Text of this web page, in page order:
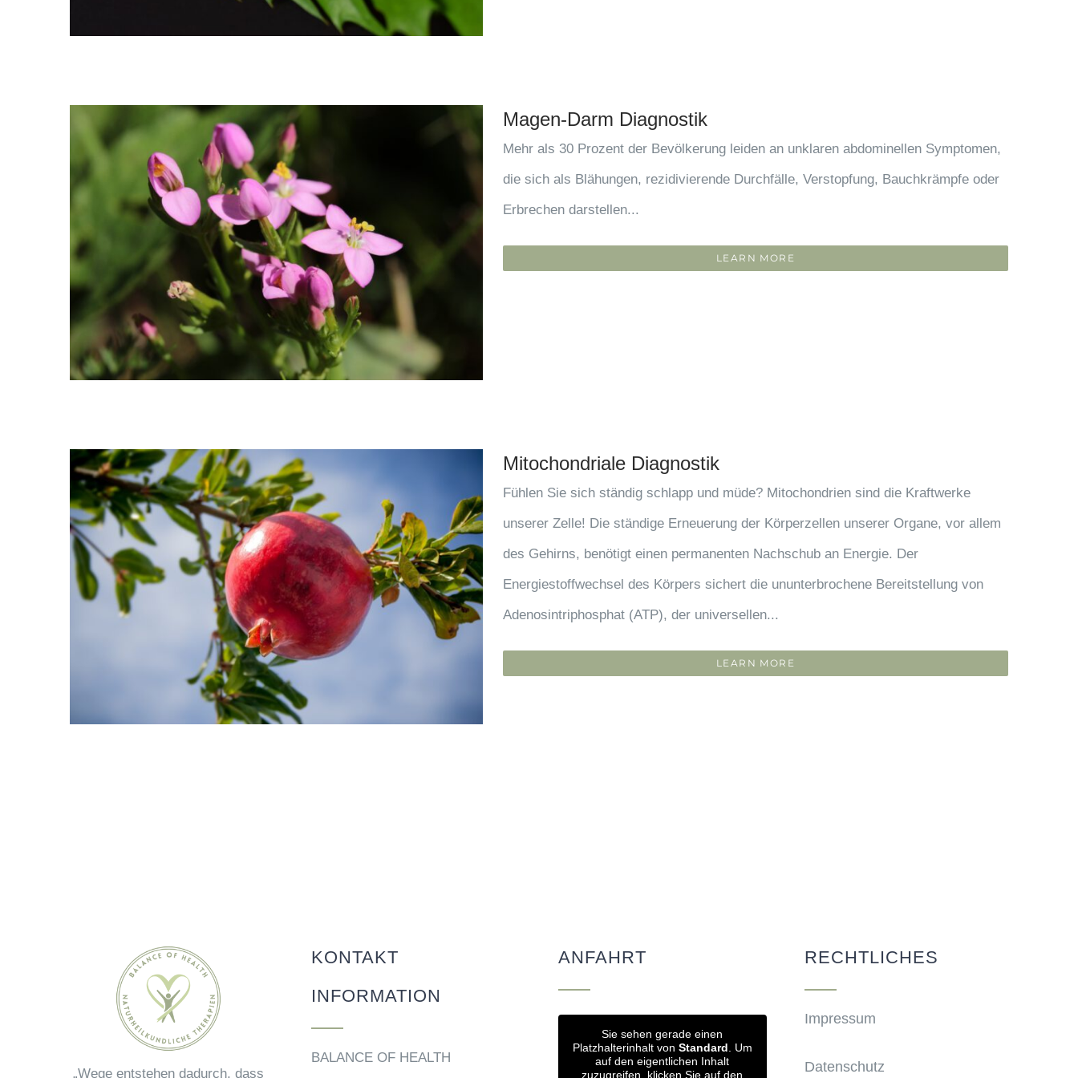
Magen-Darm Diagnostik
Mehr als 30 Prozent der Bevölkerung leiden an unklaren abdominellen Symptomen,
die sich als Blähungen, rezidivierende Durchfälle, Verstopfung, Bauchkrämpfe oder
Erbrechen darstellen...
LEARN MORE
Mitochondriale Diagnostik
Fühlen Sie sich ständig schlapp und müde? Mitochondrien sind die Kraftwerke
unserer Zelle! Die ständige Erneuerung der Körperzellen unserer Organe, vor allem
des Gehirns, benötigt einen permanenten Nachschub an Energie. Der
Energiestoffwechsel des Körpers sichert die ununterbrochene Bereitstellung von
Adenosintriphosphat (ATP), der universellen...
LEARN MORE
„Wege entstehen dadurch, dass
KONTAKT
INFORMATION
BALANCE OF HEALTH
ANFAHRT
Sie sehen gerade einen
Platzhalterinhalt von Standard . Um
auf den eigentlichen Inhalt
zuzugreifen, klicken Sie auf den
RECHTLICHES
Impressum
Datenschutz